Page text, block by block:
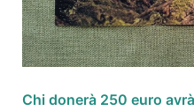
Chi donerà 250 euro